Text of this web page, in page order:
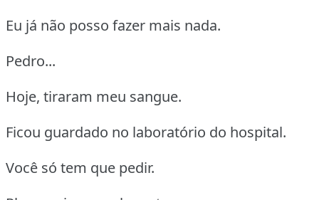
Eu já não posso fazer mais nada.
Pedro...
Hoje, tiraram meu sangue.
Ficou guardado no laboratório do hospital.
Você só tem que pedir.